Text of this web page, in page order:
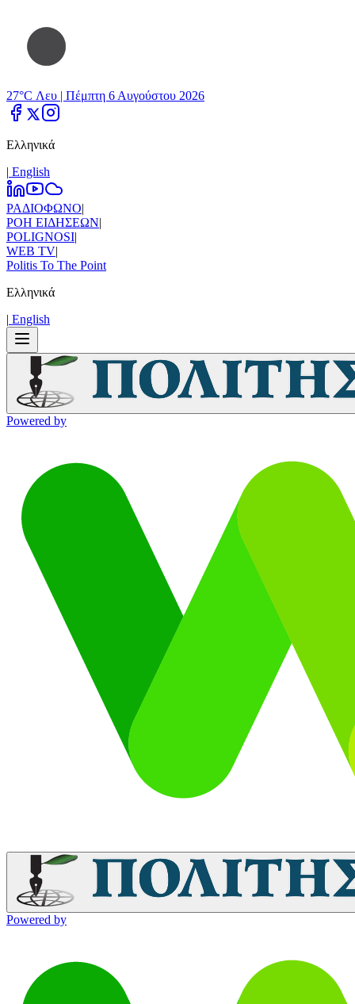
27°C Λευ | Πέμπτη 6 Αυγούστου 2026
Ελληνικά
| Εnglish
ΡΑΔΙΟΦΩΝΟ|
ΡΟΗ ΕΙΔΗΣΕΩΝ|
POLIGNOSI|
WEB TV|
Politis To The Point
Ελληνικά
| Εnglish
Powered by
Powered by